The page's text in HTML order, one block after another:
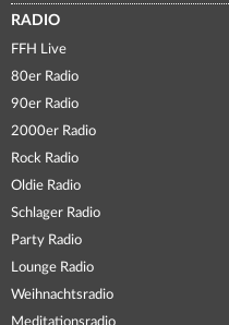
RADIO
FFH Live
80er Radio
90er Radio
2000er Radio
Rock Radio
Oldie Radio
Schlager Radio
Party Radio
Lounge Radio
Weihnachtsradio